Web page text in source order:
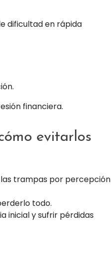
dificultad en rápida
financiera.
evitarlos
trampas por percepción
todo.
inicial y sufrir pérdidas